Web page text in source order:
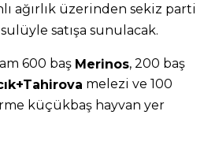
ağırlık üzerinden sekiz parti
satışa sunulacak.
600 baş Merinos, 200 baş
melezi ve 100
küçükbaş hayvan yer